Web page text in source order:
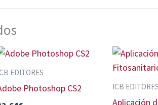
EDITORES
Photoshop CS2 ICB EDITORES
Aplicación